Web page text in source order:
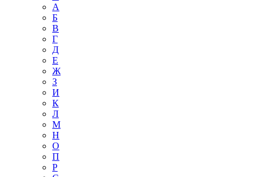
А
Б
В
Г
Д
Е
Ж
З
И
К
Л
М
Н
О
П
Р